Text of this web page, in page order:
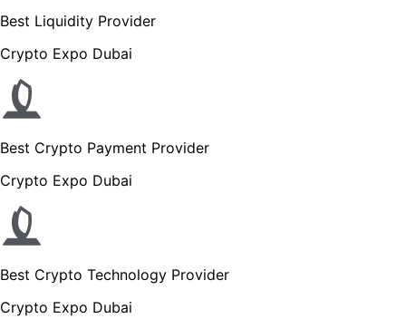
Best Liquidity Provider
Crypto Expo Dubai
Best Crypto Payment Provider
Crypto Expo Dubai
Best Crypto Technology Provider
Crypto Expo Dubai